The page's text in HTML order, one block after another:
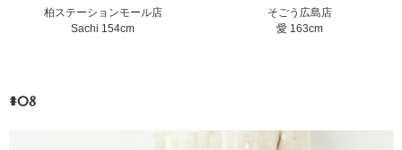
柏ステーションモール店
Sachi 154cm
そごう広島店
愛 163cm
#08